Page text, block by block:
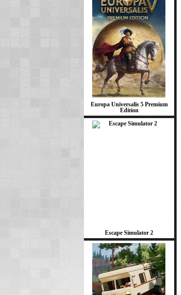
Europa Universalis 5 Premium
Edition
Escape Simulator 2